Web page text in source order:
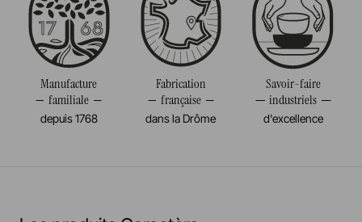
Passe au micro-onde
Résiste au congélateur et aux chocs thermiques
(-20°c)
Pas de cuisson à la flamme, ni gaz, ni électrique
Diamètre 26CM
Poids 0,954KG
Manufacture
familiale
depuis 1768
Fabrication
française
dans la Drôme
Savoir-faire
industriels
d'excellence